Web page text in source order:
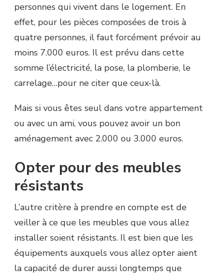
personnes qui vivent dans le logement. En
effet, pour les pièces composées de trois à
quatre personnes, il faut forcément prévoir au
moins 7.000 euros. Il est prévu dans cette
somme l’électricité, la pose, la plomberie, le
carrelage…pour ne citer que ceux-là.
Mais si vous êtes seul dans votre appartement
ou avec un ami, vous pouvez avoir un bon
aménagement avec 2.000 ou 3.000 euros.
Opter pour des meubles
résistants
L’autre critère à prendre en compte est de
veiller à ce que les meubles que vous allez
installer soient résistants. Il est bien que les
équipements auxquels vous allez opter aient
la capacité de durer aussi longtemps que